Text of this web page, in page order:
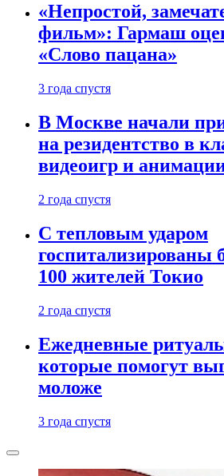
«Непростой,
фильм»: Гармаш
«Слово пацана»
3 года спустя
В Москве начали
на резидентство в
видеоигр и
2 года спустя
С тепловым ударом
госпитализированы
100 жителей Токио
2 года спустя
Ежедневные
которые помогут
моложе
3 года спустя